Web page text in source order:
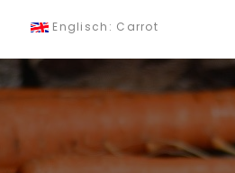
Englisch: Carrot